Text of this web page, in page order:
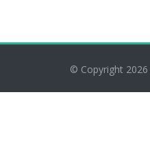
© Copyright 2026